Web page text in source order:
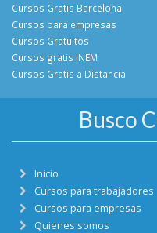
Cursos Gratis Barcelona
Cursos para empresas
Cursos Gratuitos
Cursos gratis INEM
Cursos Gratis a Distancia
Busco
Inicio
Cursos para trabajadores
Cursos para empresas
Quienes somos